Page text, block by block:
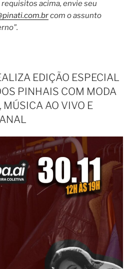
acima, envie seu
com o assunto
EDIÇÃO ESPECIAL
PINHAIS COM MODA
MÚSICA AO VIVO E